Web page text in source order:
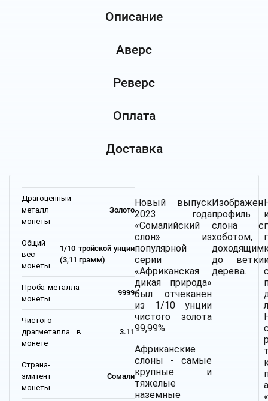
Описание
Аверс
Реверс
Оплата
Доставка
Драгоценный
металл
монеты
Золото
Общий
вес
монеты
1/10 тройской унции
(3,11 грамм)
Проба металла
монеты
9999
Чистого
драгметалла в
монете
3.11
Страна-
эмитент
монеты
Сомали
Новый выпуск
2023 года
«Сомалийский
слон» из
популярной
серии
«Африканская
дикая природа»
был отчеканен
из 1/10 унции
чистого золота
99,99%.
Африканские
слоны - самые
крупные и
тяжелые
наземные
Изображен
профиль
слона с
хоботом,
доходящим
до ветки
дерева.